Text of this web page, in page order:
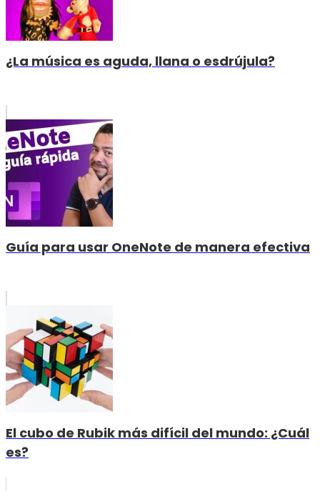
¿La música es aguda, llana o esdrújula?
Guía para usar OneNote de manera efectiva
El cubo de Rubik más difícil del mundo: ¿Cuál
es?